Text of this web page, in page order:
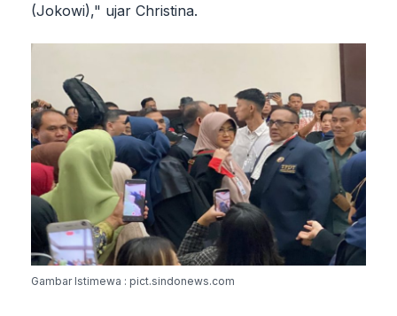
(Jokowi)," ujar Christina.
Gambar Istimewa : pict.sindonews.com